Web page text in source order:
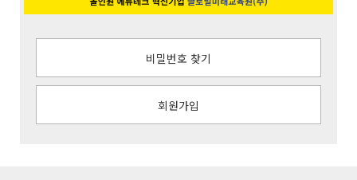
비밀번호 찾기
회원가입